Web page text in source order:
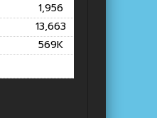
1,956
13,663
569K